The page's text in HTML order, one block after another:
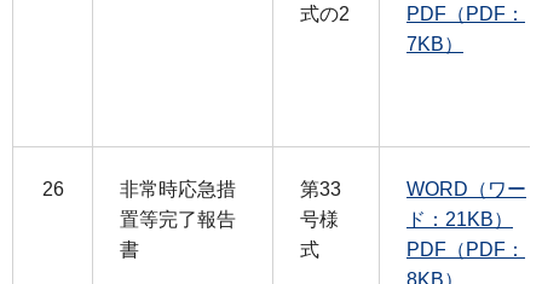
式の2
PDF（PDF：
7KB）
26
非常時応急措
置等完了報告
書
第33
号様
式
WORD（ワー
ド：21KB）
PDF（PDF：
8KB）